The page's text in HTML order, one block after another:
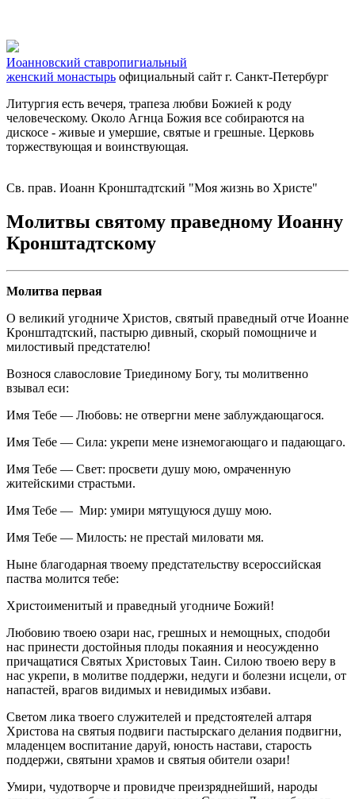
Иоанновский ставропигиальный
женский монастырь официальный сайт г. Санкт-Петербург
Литургия есть вечеря, трапеза любви Божией к роду
человеческому. Около Агнца Божия все собираются на
дискосе - живые и умершие, святые и грешные. Церковь
торжествующая и воинствующая.
Св. прав. Иоанн Кронштадтский "Моя жизнь во Христе"
Молитвы святому праведному Иоанну
Кронштадтскому
Молитва первая
О великий угодниче Христов, святый праведный отче Иоанне
Кронштадтский, пастырю дивный, скорый помощниче и
милостивый предстателю!
Вознося славословие Триединому Богу, ты молитвенно
взывал еси:
Имя Тебе — Любовь: не отвергни мене заблуждающагося.
Имя Тебе — Сила: укрепи мене изнемогающаго и падающаго.
Имя Тебе — Свет: просвети душу мою, омраченную
житейскими страстьми.
Имя Тебе — Мир: умири мятущуюся душу мою.
Имя Тебе — Милость: не престай миловати мя.
Ныне благодарная твоему предстательству всероссийская
паства молится тебе:
Христоименитый и праведный угодниче Божий!
Любовию твоею озари нас, грешных и немощных, сподоби
нас принести достойныя плоды покаяния и неосужденно
причащатися Святых Христовых Таин. Силою твоею веру в
нас укрепи, в молитве поддержи, недуги и болезни исцели, от
напастей, врагов видимых и невидимых избави.
Светом лика твоего служителей и предстоятелей алтаря
Христова на святыя подвиги пастырскаго делания подвигни,
младенцем воспитание даруй, юность настави, старость
поддержи, святыни храмов и святыя обители озари!
Умири, чудотворче и провидче преизряднейший, народы